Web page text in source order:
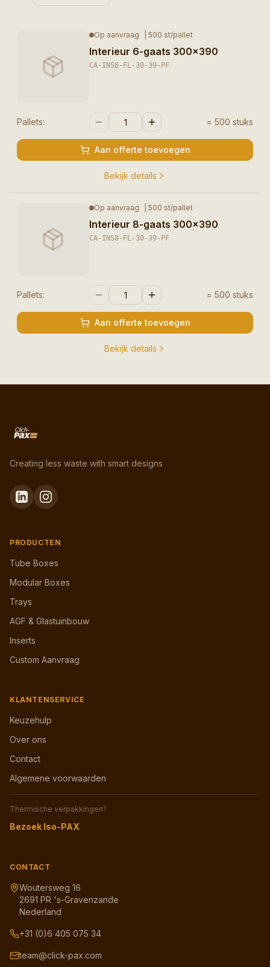
pagina
Op aanvraag 500 st/pallet
Interieur 6-gaats 300×390
CA-INS6-FL-30-39-PF
Pallets: = 500 stuks
Aan offerte toevoegen
Bekijk details
Op aanvraag 500 st/pallet
Interieur 8-gaats 300×390
CA-INS8-FL-30-39-PF
Pallets: = 500 stuks
Aan offerte toevoegen
Bekijk details
Creating less waste with smart designs
PRODUCTEN
Tube Boxes
Modular Boxes
Trays
AGF & Glastuinbouw
Inserts
Custom Aanvraag
KLANTENSERVICE
Keuzehulp
Over ons
Contact
Algemene voorwaarden
Thermische verpakkingen?
Bezoek Iso-PAX
CONTACT
Woutersweg 16
2691 PR 's-Gravenzande
Nederland
+31 (0)6 405 075 34
team@click-pax.com